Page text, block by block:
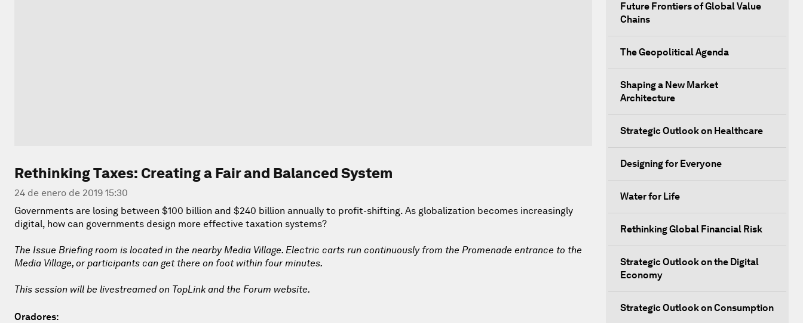
Rethinking Taxes: Creating a Fair and Balanced System
24 de enero de 2019 15:30
Governments are losing between $100 billion and $240 billion annually to profit-shifting. As globalization becomes increasingly
digital, how can governments design more effective taxation systems?
The Issue Briefing room is located in the nearby Media Village. Electric carts run continuously from the Promenade entrance to the
Media Village, or participants can get there on foot within four minutes.
This session will be livestreamed on TopLink and the Forum website.
Oradores:
Future Frontiers of Global Value
Chains
The Geopolitical Agenda
Shaping a New Market
Architecture
Strategic Outlook on Healthcare
Designing for Everyone
Water for Life
Rethinking Global Financial Risk
Strategic Outlook on the Digital
Economy
Strategic Outlook on Consumption